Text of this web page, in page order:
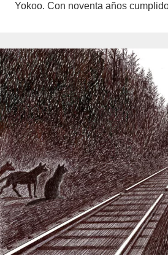
Yokoo. Con noventa años